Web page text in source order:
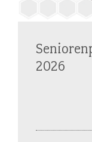
2026